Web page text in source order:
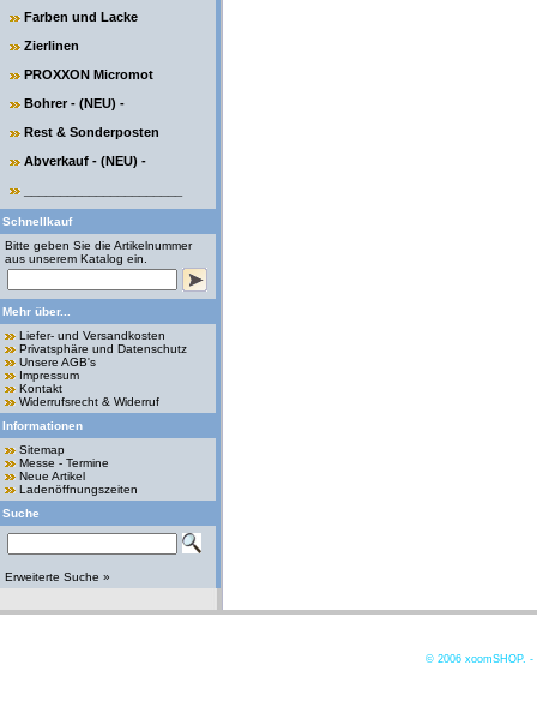
Farben und Lacke
Zierlinen
PROXXON Micromot
Bohrer - (NEU) -
Rest & Sonderposten
Abverkauf - (NEU) -
Schnellkauf
Bitte geben Sie die Artikelnummer
aus unserem Katalog ein.
Mehr über...
Liefer- und Versandkosten
Privatsphäre und Datenschutz
Unsere AGB's
Impressum
Kontakt
Widerrufsrecht & Widerruf
Informationen
Sitemap
Messe - Termine
Neue Artikel
Ladenöffnungszeiten
Suche
Erweiterte Suche »
© 2006 xoomSHOP. -